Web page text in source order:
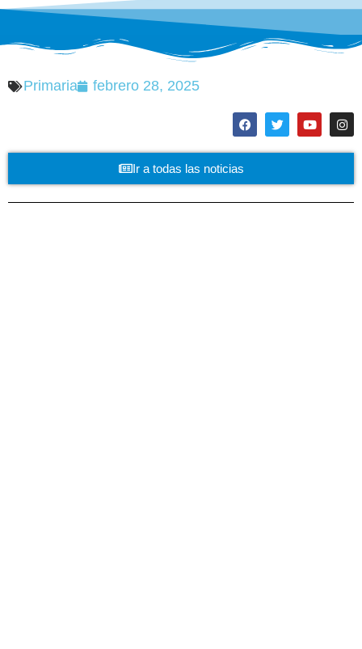
Primaria febrero 28, 2025
Ir a todas las noticias